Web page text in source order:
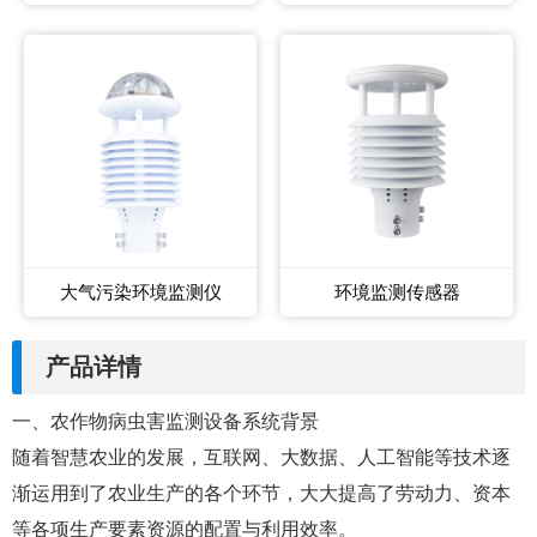
大气污染环境监测仪 环境监测传感器
产品详情
一、农作物病虫害监测设备系统背景
随着智慧农业的发展，互联网、大数据、人工智能等技术逐
渐运用到了农业生产的各个环节，大大提高了劳动力、资本
等各项生产要素资源的配置与利用效率。